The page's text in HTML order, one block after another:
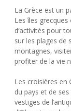
La Grèce est un
Les îles
d’activités pour
sur les plages de
montagnes,
profiter de la vie
Les croisières en
du pays et de
vestiges de